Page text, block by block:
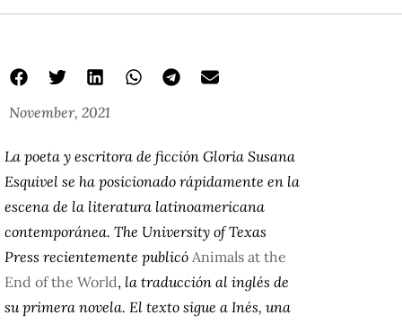
November, 2021
La poeta y escritora de ficción Gloria Susana
Esquivel se ha posicionado rápidamente en la
escena de la literatura latinoamericana
contemporánea. The University of Texas
Press recientemente publicó Animals at the
End of the World, la traducción al inglés de
su primera novela. El texto sigue a Inés, una